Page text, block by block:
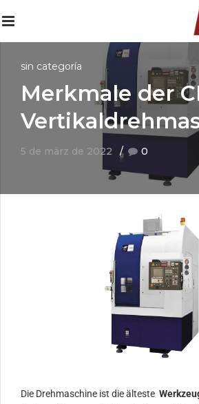
sin categoría
Merkmale der
5 de märz de 2022 0
Die Drehmaschine ist die älteste